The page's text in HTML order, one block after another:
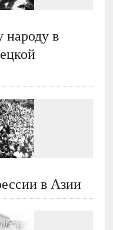
в
в Азии